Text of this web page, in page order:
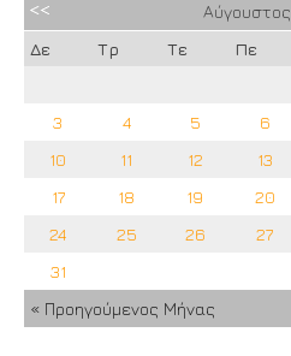
Αύγουστος
Δε
Τρ Τε Πε
3
4 5 6
10
11 12 13
17
18 19 20
24
25 26 27
31
« Προηγούμενος Μήνας